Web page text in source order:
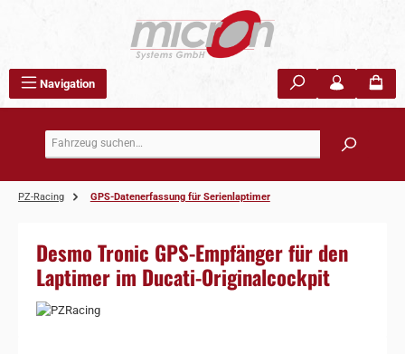
Navigation
PZ-Racing GPS-Datenerfassung für Serienlaptimer
Desmo Tronic GPS-Empfänger für den
Laptimer im Ducati-Originalcockpit